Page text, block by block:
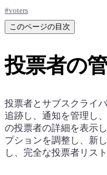
#voters
このページの目次
投票者の
投票者とサブスクライ
追跡し、通知を管理し
の投票者の詳細を表示
プションを調整し、新
し、完全な投票者リス